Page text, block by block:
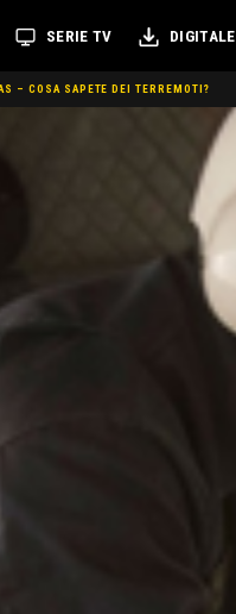
SERIE TV DIGITALE
– COSA SAPETE DEI TERREMOTI?